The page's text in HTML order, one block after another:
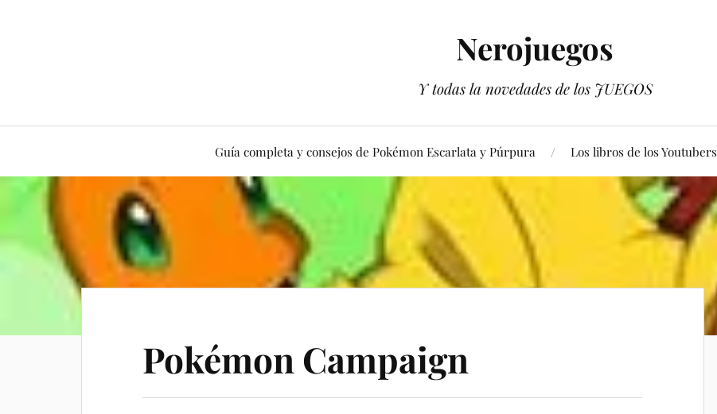
Nerojuegos
Y todas la novedades de los JUEGOS
Guía completa y consejos de Pokémon Escarlata y Púrpura Los libros de los Youtubers
Pokémon Campaign